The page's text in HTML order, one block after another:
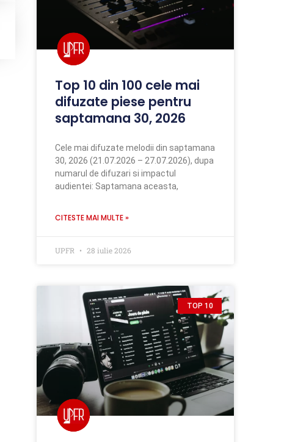
Top 10 din 100 cele mai
difuzate piese pentru
saptamana 30, 2026
Cele mai difuzate melodii din saptamana
30, 2026 (21.07.2026 – 27.07.2026), dupa
numarul de difuzari si impactul
audientei: Saptamana aceasta,
CITESTE MAI MULTE »
UPFR 28 iulie 2026
TOP 10